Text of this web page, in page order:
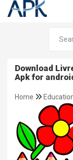
Download
Apk for
Home